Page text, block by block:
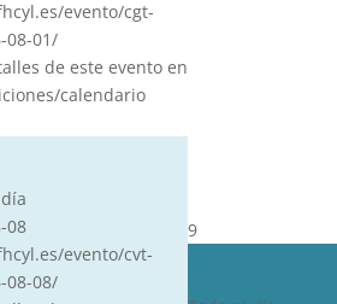
evento/cgt-
08-01/
de este evento en
calendario
08
evento/cvt-
08-08/
9